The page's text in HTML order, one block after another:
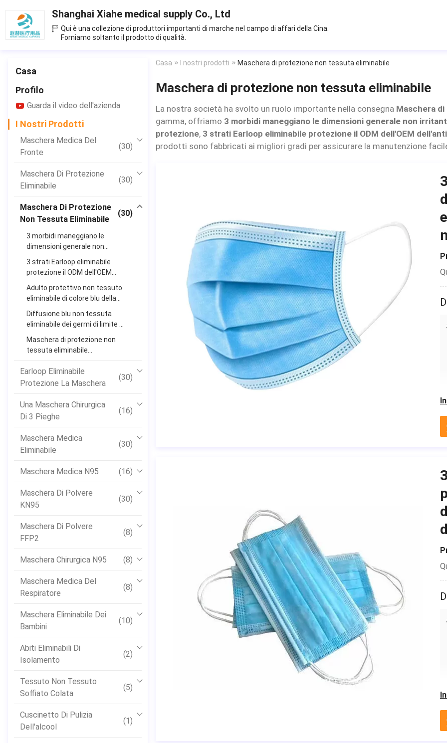
Shanghai Xiahe medical supply Co., Ltd
Qui è una collezione di produttori importanti di marche nel campo di affari della Cina.
Forniamo soltanto il prodotto di qualità.
Casa
Profilo
Guarda il video dell'azienda
I Nostri Prodotti
Maschera Medica Del
Fronte
(30)
Maschera Di Protezione
Eliminabile
(30)
Maschera Di Protezione
Non Tessuta Eliminabile
(30)
3 morbidi maneggiano le
dimensioni generale non
9.5cm della maschera di
protezione
3 strati Earloop eliminabile
protezione il ODM dell'OEM
maschera disponibile
Adulto protettivo non tessuto
eliminabile di colore blu della
Diffusione blu non tessuta
eliminabile dei germi di limite di
di protezione dell'anti polvere
Maschera di protezione non
tessuta eliminabile
eliminabile non tossica di
inquinamento
Earloop Eliminabile
Protezione La Maschera
(30)
Una Maschera Chirurgica
Di 3 Pieghe
(16)
Maschera Medica
Eliminabile
(30)
Maschera Medica N95 (16)
Maschera Di Polvere
KN95
(30)
Maschera Di Polvere
FFP2
(8)
Maschera Chirurgica N95 (8)
Maschera Medica Del
Respiratore
(8)
Maschera Eliminabile Dei
Bambini
(10)
Abiti Eliminabili Di
Isolamento
(2)
Tessuto Non Tessuto
Soffiato Colata
(5)
Cuscinetto Di Pulizia
Dell'alcool
(1)
Casa I nostri prodotti Maschera di protezione non tessuta eliminabile
Maschera di protezione non tessuta eliminabile
La nostra società ha svolto un ruolo importante nella consegna Maschera
gamma, offriamo 3 morbidi maneggiano le dimensioni generale non
protezione, 3 strati Earloop eliminabile protezione il ODM dell'OEM
prodotti sono fabbricati ai migliori gradi per assicurare la manutenzione